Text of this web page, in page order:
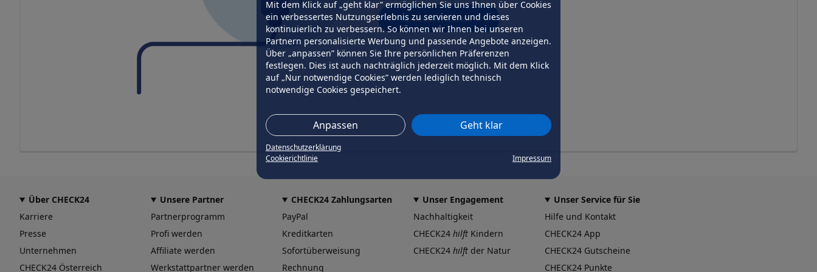
Mit dem Klick auf „geht klar” ermöglichen Sie uns Ihnen über Cookies
ein verbessertes Nutzungserlebnis zu servieren und dieses
kontinuierlich zu verbessern. So können wir Ihnen bei unseren
Partnern personalisierte Werbung und passende Angebote anzeigen.
Über „anpassen” können Sie Ihre persönlichen Präferenzen
festlegen. Dies ist auch nachträglich jederzeit möglich. Mit dem Klick
auf „Nur notwendige Cookies” werden lediglich technisch
notwendige Cookies gespeichert.
Anpassen Geht klar
Datenschutzerklärung
Cookierichtlinie
Impressum
erneut versuchen
Über CHECK24
Karriere
Presse
Unternehmen
CHECK24 Österreich
Unsere Partner
Partnerprogramm
Profi werden
Affiliate werden
Werkstattpartner werden
CHECK24 Zahlungsarten
PayPal
Kreditkarten
Sofortüberweisung
Rechnung
Unser Engagement
Nachhaltigkeit
CHECK24 hilft Kindern
CHECK24 hilft der Natur
Unser Service für Sie
Hilfe und Kontakt
CHECK24 App
CHECK24 Gutscheine
CHECK24 Punkte